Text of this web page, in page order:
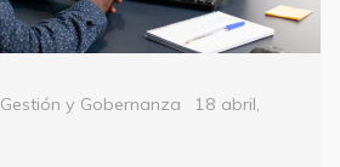
Gestión y Gobernanza
Posted
18 abril,